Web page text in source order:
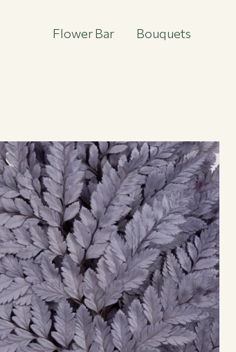
Flower Bar Bouquets